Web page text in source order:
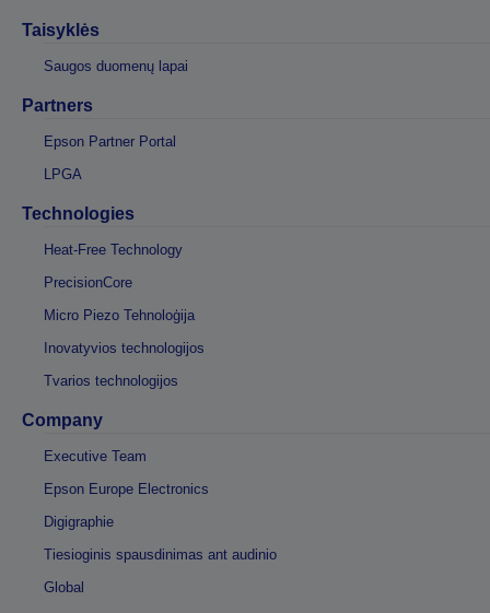
Taisyklės
Saugos duomenų lapai
Partners
Epson Partner Portal
LPGA
Technologies
Heat-Free Technology
PrecisionCore
Micro Piezo Tehnoloģija
Inovatyvios technologijos
Tvarios technologijos
Company
Executive Team
Epson Europe Electronics
Digigraphie
Tiesioginis spausdinimas ant audinio
Global